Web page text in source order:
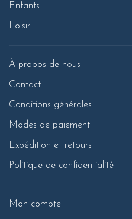
Enfants
Loisir
À propos de nous
Contact
Conditions générales
Modes de paiement
Expédition et retours
Politique de confidentialité
Mon compte